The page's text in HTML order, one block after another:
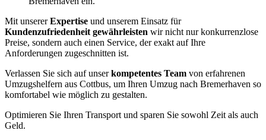
Mit unsererExpertise und unserem Einsatz für
Kundenzufriedenheit gewährleisten wir nicht nur konkurrenzlose
Preise, sondern auch einen Service, der exakt auf Ihre
Anforderungen zugeschnitten ist.
Verlassen Sie sich auf unserkompetentes Team von erfahrenen
Umzugshelfern aus Cottbus, um Ihren Umzug nach Bremerhaven so
komfortabel wie möglich zu gestalten.
Optimieren Sie Ihren Transport und sparen Sie sowohl Zeit als auch
Geld.